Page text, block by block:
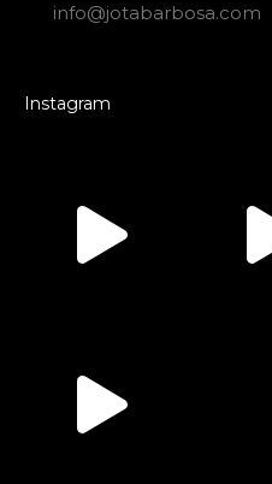
info@jotabarbosa.com
Instagram